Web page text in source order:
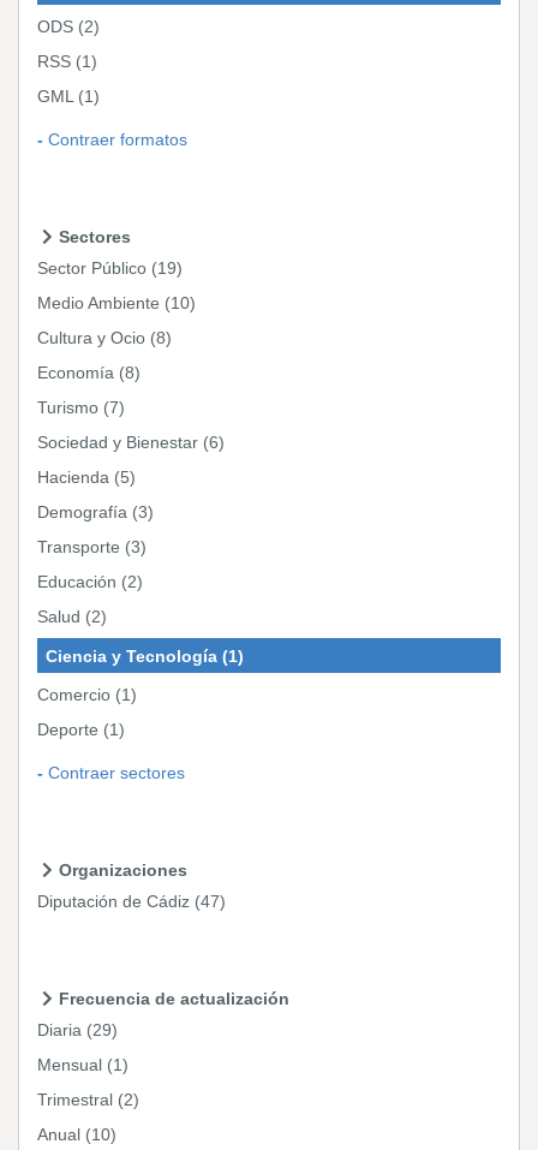
ODS (2)
RSS (1)
GML (1)
Contraer formatos
Sectores
Sector Público (19)
Medio Ambiente (10)
Cultura y Ocio (8)
Economía (8)
Turismo (7)
Sociedad y Bienestar (6)
Hacienda (5)
Demografía (3)
Transporte (3)
Educación (2)
Salud (2)
Ciencia y Tecnología (1)
Comercio (1)
Deporte (1)
Contraer sectores
Organizaciones
Diputación de Cádiz (47)
Frecuencia de actualización
Diaria (29)
Mensual (1)
Trimestral (2)
Anual (10)